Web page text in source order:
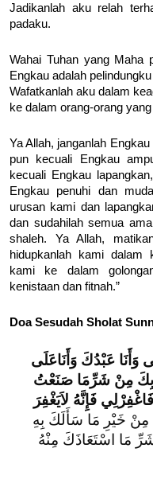
Jadikanlah aku relah
padaku.
Wahai Tuhan yang Maha
Engkau adalah
Wafatkanlah aku dalam
ke dalam orang-orang
Ya Allah, janganlah
pun kecuali Engkau
kecuali Engkau
Engkau penuhi dan
urusan kami dan
dan sudahilah semua
shaleh. Ya Allah,
hidupkanlah kami dalam
kami ke dalam
kenistaan dan fitnah.”
Doa Sesudah Sholat
وَأَنَا عَبْدُكَ وَأَنَاعَلَى
مِنْ شَرِّمَا صَنَعْتُ
فَإِنَّهُ لاَيَغْفِرَ
مِنْ خَيْرِ مَا سَأَلَكَ بِهِ
مَا اسْتَعَاذَكَ مِنْهُ